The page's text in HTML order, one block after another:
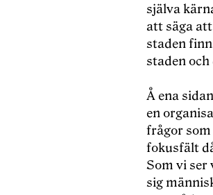
själva
att säga
staden
staden
Å ena
en
frågor
fokusfält
Som vi ser
sig